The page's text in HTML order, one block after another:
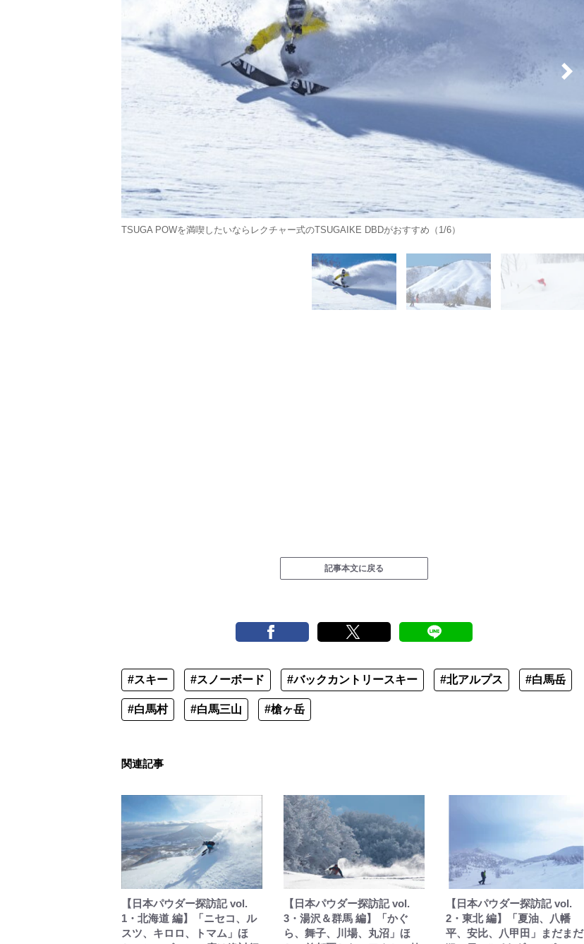
TSUGA POWを満喫したいならレクチャー式のTSUGAIKE DBDがおすすめ（1/6）
記事本文に戻る
#スキー #スノーボード #バックカントリースキー #北アルプス #白馬岳
#白馬村 #白馬三山 #槍ヶ岳
関連記事
【日本パウダー探訪記 vol.
1・北海道 編】「ニセコ、ル
スツ、キロロ、トマム」ほ
【日本パウダー探訪記 vol.
3・湯沢＆群馬 編】「かぐ
ら、舞子、川場、丸沼」ほ
【日本パウダー探訪記 vol.
2・東北 編】「夏油、八幡
平、安比、八甲田」まだまだ